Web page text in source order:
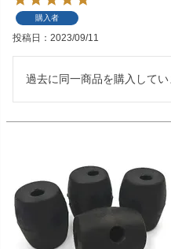
購入者
投稿日 2023/09/11
過去に同一商品を購入してい